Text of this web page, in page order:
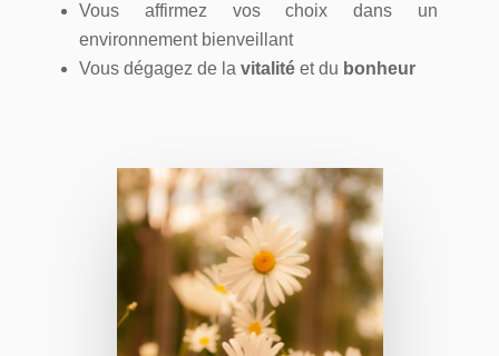
Vous affirmez vos choix dans un
environnement bienveillant
Vous dégagez de la vitalitéet du bonheur